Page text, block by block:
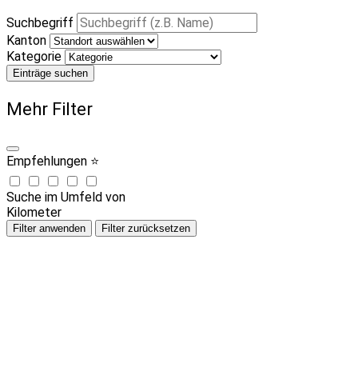
Suchbegriff
Kanton
Kategorie
Einträge suchen
Mehr Filter
Empfehlungen ⭐
Suche im Umfeld von
Kilometer
Filter anwenden Filter zurücksetzen